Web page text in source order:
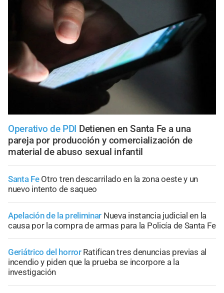
Operativo de PDI Detienen en Santa Fe a una
pareja por producción y comercialización de
material de abuso sexual infantil
Santa Fe Otro tren descarrilado en la zona oeste y un
nuevo intento de saqueo
Apelación de la preliminar Nueva instancia judicial en la
causa por la compra de armas para la Policía de Santa Fe
Geriátrico del horror Ratifican tres denuncias previas al
incendio y piden que la prueba se incorpore a la
investigación